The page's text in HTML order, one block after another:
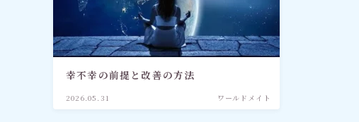
幸不幸の前提と改善の方法
2026.05.31 ワールドメイト